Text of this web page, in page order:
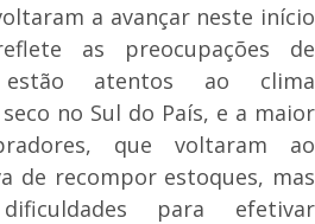
a avançar neste início
as preocupações de
estão atentos ao clima
no Sul do País, e a maior
que voltaram ao
de recompor estoques, mas
para efetivar